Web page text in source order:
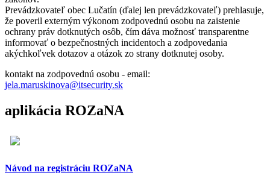
Prevádzkovateľ obec Lučatín (ďalej len prevádzkovateľ) prehlasuje,
že poveril externým výkonom zodpovednú osobu na zaistenie
ochrany práv dotknutých osôb, čím dáva možnosť transparentne
informovať o bezpečnostných incidentoch a zodpovedania
akýchkoľvek dotazov a otázok zo strany dotknutej osoby.
kontakt na zodpovednú osobu - email:
jela.maruskinova@itsecurity.sk
aplikácia ROZaNA
Návod na registráciu ROZaNA